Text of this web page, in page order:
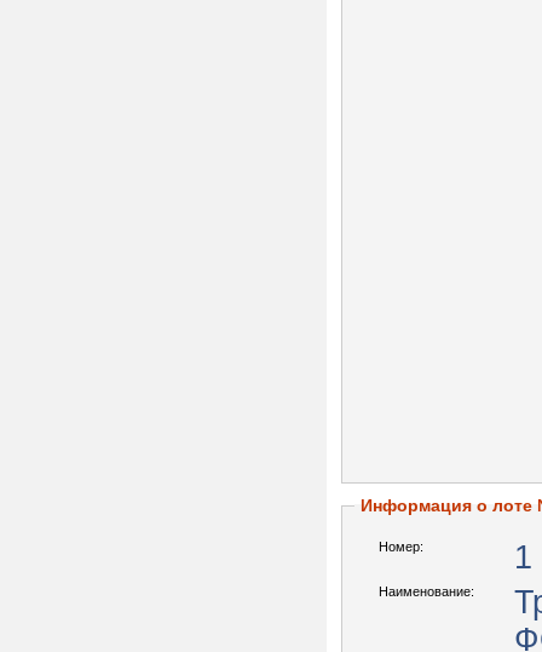
Информация о лоте
Номер: 1
Наименование: